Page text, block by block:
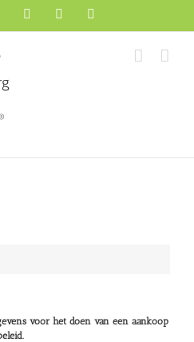
YouTubeInstagramPinterest
voor het doen van een aankoop